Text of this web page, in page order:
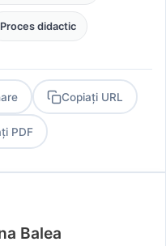
Proces didactic
Copiați URL
PDF
Balea